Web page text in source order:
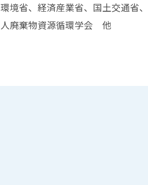
環境省、経済産業省、国土交通省
人廃棄物資源循環学会 他